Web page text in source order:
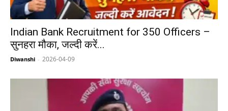
Indian Bank Recruitment for 350 Officers –
सुनहरा मौका, जल्दी करें...
Diwanshi - 2026-04-09